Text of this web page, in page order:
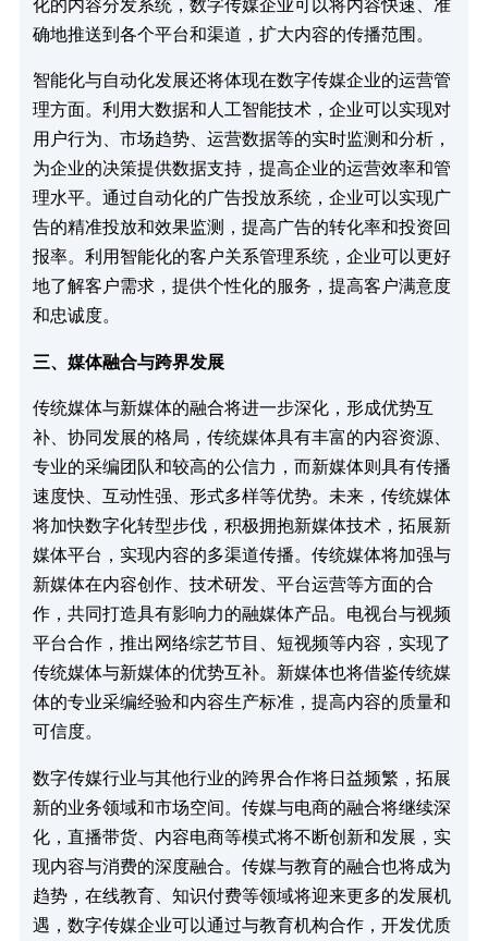
化的内容分发系统，数字传媒企业可以将内容快速、准
确地推送到各个平台和渠道，扩大内容的传播范围。​
智能化与自动化发展还将体现在数字传媒企业的运营管
理方面。利用大数据和人工智能技术，企业可以实现对
用户行为、市场趋势、运营数据等的实时监测和分析，
为企业的决策提供数据支持，提高企业的运营效率和管
理水平。通过自动化的广告投放系统，企业可以实现广
告的精准投放和效果监测，提高广告的转化率和投资回
报率。利用智能化的客户关系管理系统，企业可以更好
地了解客户需求，提供个性化的服务，提高客户满意度
和忠诚度。​
三、媒体融合与跨界发展​
传统媒体与新媒体的融合将进一步深化，形成优势互
补、协同发展的格局，传统媒体具有丰富的内容资源、
专业的采编团队和较高的公信力，而新媒体则具有传播
速度快、互动性强、形式多样等优势。未来，传统媒体
将加快数字化转型步伐，积极拥抱新媒体技术，拓展新
媒体平台，实现内容的多渠道传播。传统媒体将加强与
新媒体在内容创作、技术研发、平台运营等方面的合
作，共同打造具有影响力的融媒体产品。电视台与视频
平台合作，推出网络综艺节目、短视频等内容，实现了
传统媒体与新媒体的优势互补。新媒体也将借鉴传统媒
体的专业采编经验和内容生产标准，提高内容的质量和
可信度。​
数字传媒行业与其他行业的跨界合作将日益频繁，拓展
新的业务领域和市场空间。传媒与电商的融合将继续深
化，直播带货、内容电商等模式将不断创新和发展，实
现内容与消费的深度融合。传媒与教育的融合也将成为
趋势，在线教育、知识付费等领域将迎来更多的发展机
遇，数字传媒企业可以通过与教育机构合作，开发优质